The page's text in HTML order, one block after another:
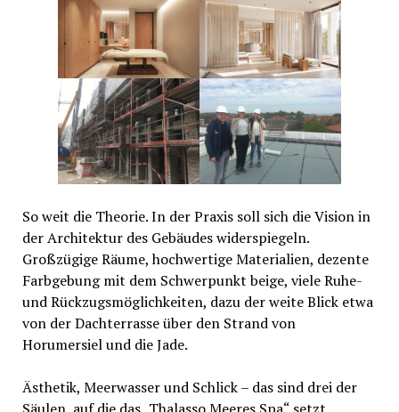
So weit die Theorie. In der Praxis soll sich die Vision in
der Architektur des Gebäudes widerspiegeln.
Großzügige Räume, hochwertige Materialien, dezente
Farbgebung mit dem Schwerpunkt beige, viele Ruhe-
und Rückzugsmöglichkeiten, dazu der weite Blick etwa
von der Dachterrasse über den Strand von
Horumersiel und die Jade.
Ästhetik, Meerwasser und Schlick – das sind drei der